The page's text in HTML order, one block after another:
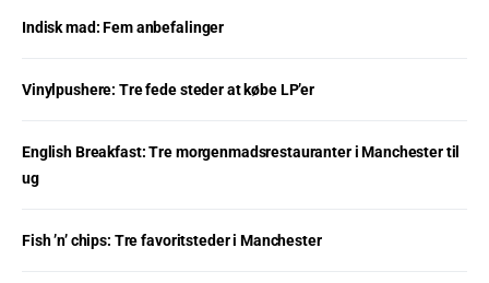
Indisk mad: Fem anbefalinger
Vinylpushere: Tre fede steder at købe LP’er
English Breakfast: Tre morgenmadsrestauranter i Manchester til
ug
Fish ’n’ chips: Tre favoritsteder i Manchester